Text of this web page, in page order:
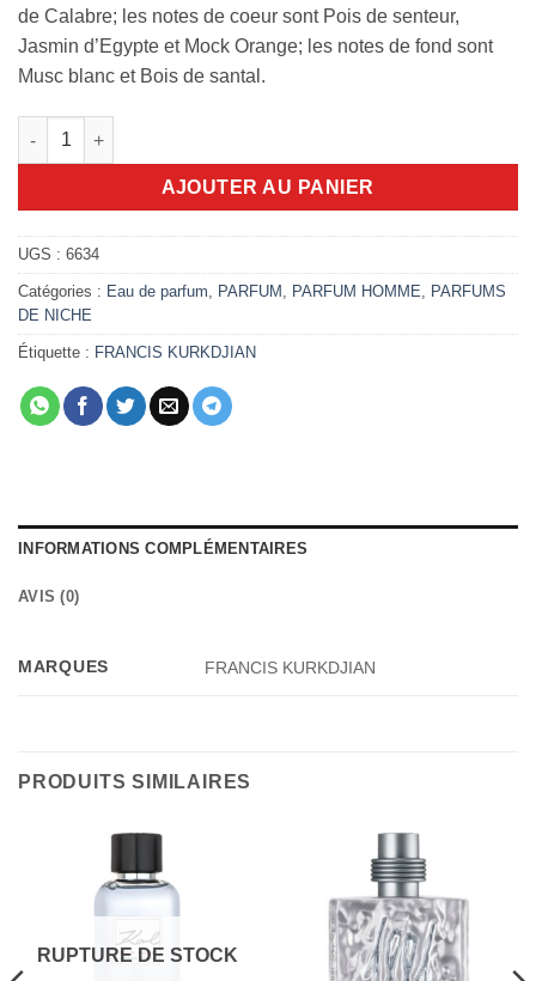
de Calabre; les notes de coeur sont Pois de senteur,
Jasmin d’Egypte et Mock Orange; les notes de fond sont
Musc blanc et Bois de santal.
quantité de 724 Maison Francis Kurkdjian 70ml edp
AJOUTER AU PANIER
UGS : 6634
Catégories : Eau de parfum, PARFUM , PARFUM HOMME, PARFUMS
DE NICHE
Étiquette : FRANCIS KURKDJIAN
INFORMATIONS COMPLÉMENTAIRES
AVIS (0)
MARQUES FRANCIS KURKDJIAN
PRODUITS SIMILAIRES
RUPTURE DE STOCK